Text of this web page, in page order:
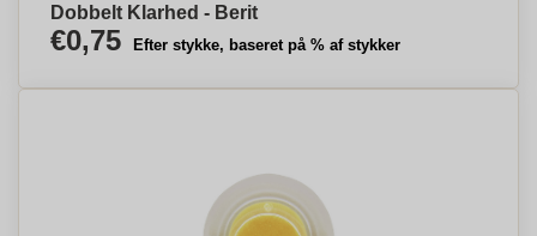
Dobbelt Klarhed - Berit
€0,75 Efter stykke, baseret på % af stykker